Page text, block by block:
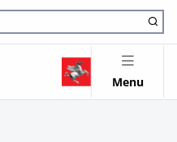
Menu